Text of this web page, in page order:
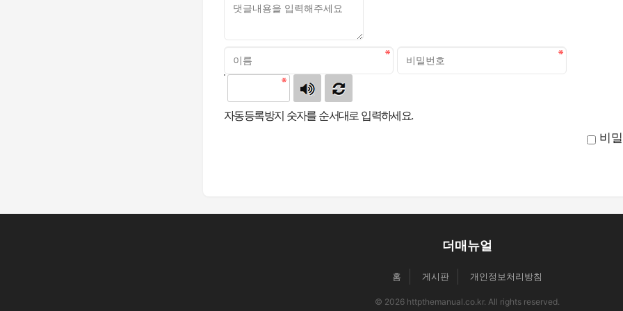
자동등록방지 숫자를 순서대로 입력하세요.
비
더매뉴얼
홈 게시판 개인정보처리방침
© 2026 httpthemanual.co.kr. All rights reserved.